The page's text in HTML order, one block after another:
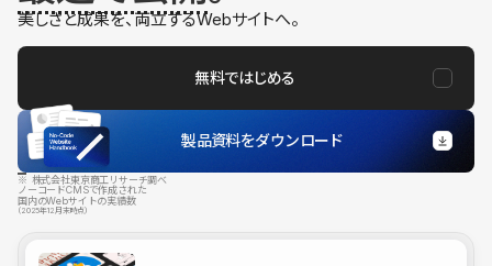
美しさと成果を、両立するWebサイトへ。
無料ではじめる
製品資料をダウンロード
※ 株式会社東京商工リサーチ調べ
ノーコードCMSで作成された
国内のWebサイトの実績数
（2025年12月末時点）